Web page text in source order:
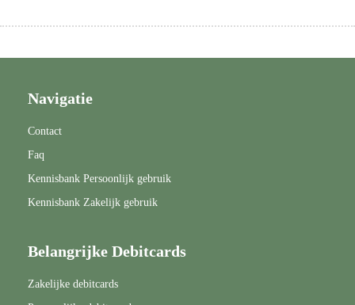
Navigatie
Contact
Faq
Kennisbank Persoonlijk gebruik
Kennisbank Zakelijk gebruik
Belangrijke Debitcards
Zakelijke debitcards